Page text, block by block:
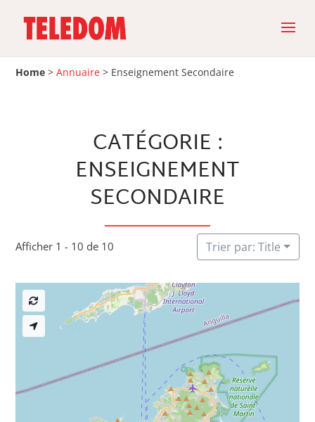
Home >Annuaire > Enseignement Secondaire
CATÉGORIE :
ENSEIGNEMENT
SECONDAIRE
Afficher 1 - 10 de 10 Trier par: Title